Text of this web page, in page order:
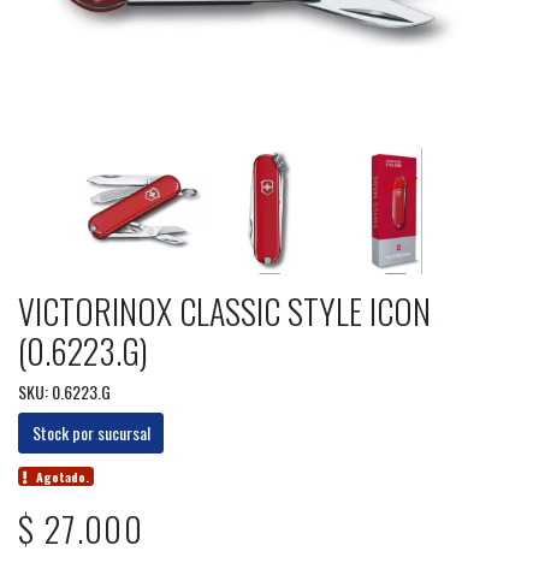
VICTORINOX CLASSIC STYLE ICON
(0.6223.G)
SKU: 0.6223.G
Stock por sucursal
Agotado.
$ 27.000